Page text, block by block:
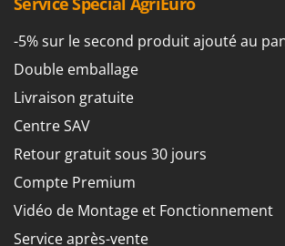
Oliviero
Olix
OMA
Omas
Ompagrill
Ooni
Oriental Koshin
Outdoorchef
-5% sur le second produit ajouté au
Double emballage
Livraison gratuite
Centre SAV
Retour gratuit sous 30 jours
Compte Premium
Vidéo de Montage et Fonctionnement
Service après-vente